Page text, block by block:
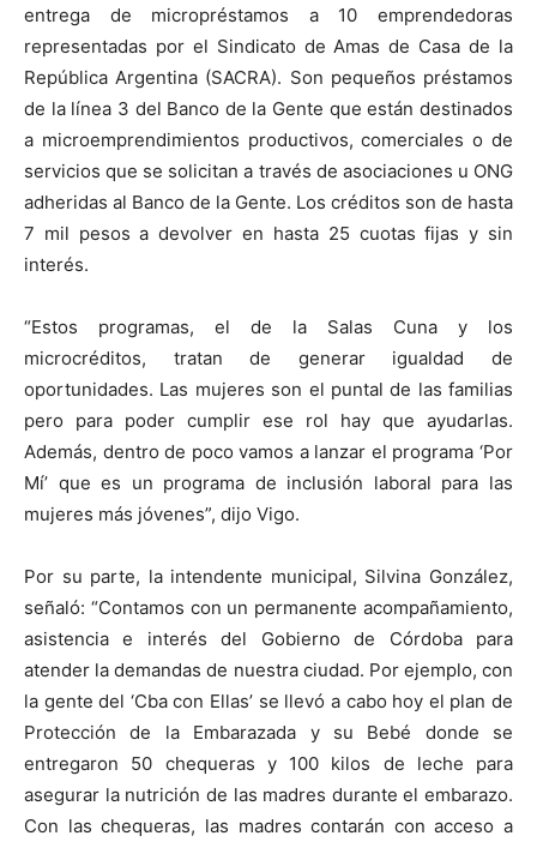
entrega de micropréstamos a 10 emprendedoras
representadas por el Sindicato de Amas de Casa de la
República Argentina (SACRA). Son pequeños préstamos
de la línea 3 del Banco de la Gente que están destinados
a microemprendimientos productivos, comerciales o de
servicios que se solicitan a través de asociaciones u ONG
adheridas al Banco de la Gente. Los créditos son de hasta
7 mil pesos a devolver en hasta 25 cuotas fijas y sin
interés.
“Estos programas, el de la Salas Cuna y los
microcréditos, tratan de generar igualdad de
oportunidades. Las mujeres son el puntal de las familias
pero para poder cumplir ese rol hay que ayudarlas.
Además, dentro de poco vamos a lanzar el programa ‘Por
Mí’ que es un programa de inclusión laboral para las
mujeres más jóvenes”, dijo Vigo.
Por su parte, la intendente municipal, Silvina González,
señaló: “Contamos con un permanente acompañamiento,
asistencia e interés del Gobierno de Córdoba para
atender la demandas de nuestra ciudad. Por ejemplo, con
la gente del ‘Cba con Ellas’ se llevó a cabo hoy el plan de
Protección de la Embarazada y su Bebé donde se
entregaron 50 chequeras y 100 kilos de leche para
asegurar la nutrición de las madres durante el embarazo.
Con las chequeras, las madres contarán con acceso a